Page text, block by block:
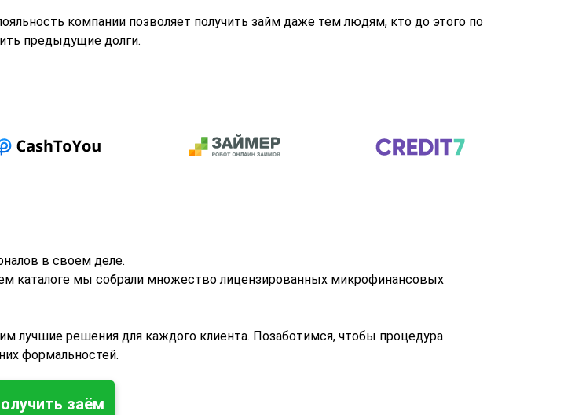
компании позволяет получить займ даже тем людям, кто до этого по
предыдущие долги.
в своем деле.
каталоге мы собрали множество лицензированных микрофинансовых
лучшие решения для каждого клиента. Позаботимся, чтобы процедура
формальностей.
заём